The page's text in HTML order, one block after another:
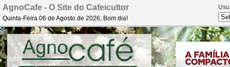
AgnoCafe - O Site do Cafeicultor
Quinta-Feira 06 de Agosto de 2026, Bom dia!